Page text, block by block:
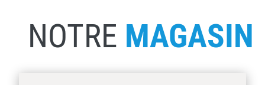
NOTRE MAGASIN